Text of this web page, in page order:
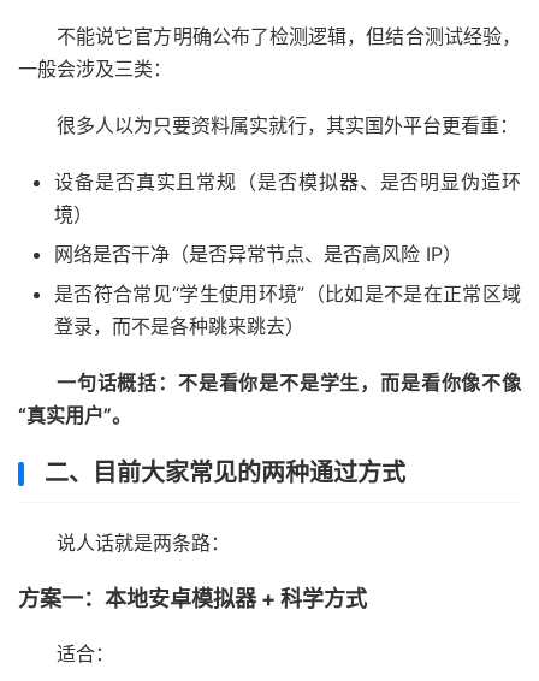
不能说它官方明确公布了检测逻辑，但结合测试经验，
一般会涉及三类：
很多人以为只要资料属实就行，其实国外平台更看重：
设备是否真实且常规（是否模拟器、是否明显伪造环
境）
网络是否干净（是否异常节点、是否高风险 IP）
是否符合常见“学生使用环境”（比如是不是在正常区域
登录，而不是各种跳来跳去）
一句话概括：不是看你是不是学生，而是看你像不像
“真实用户”。
二、目前大家常见的两种通过方式
说人话就是两条路：
方案一：本地安卓模拟器 + 科学方式
适合：